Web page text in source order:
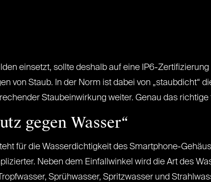
einsetzt, sollte deshalb auf eine IP6-
von Staub. In der Norm ist dabei von „staubdicht“
Staubeinwirkung weiter. Genau das richtige
gegen Wasser“
für die Wasserdichtigkeit des Smartphone-
Neben dem Einfallwinkel wird die Art des
Sprühwasser, Spritzwasser und